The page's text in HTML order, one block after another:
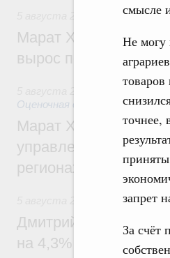
смысле
Не могу
товаров
точнее,
запрет
За счёт
Марат Хуснуллин:
вырос почти на треть
Земельные
Оценочная деятельность
Марат Хуснуллин:
управление
регионах
Внутренний
Дмитрий
на 4,3%, въездной –